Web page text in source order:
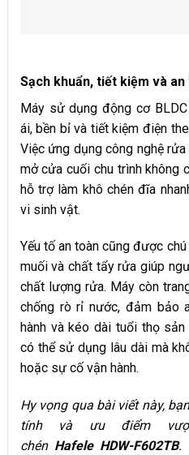
Sạch khuẩn, tiết kiệm và an
Máy sử dụng động cơ
ái, bền bỉ và tiết kiệm điện
Việc ứng dụng công nghệ
mở cửa cuối chu trình không
hỗ trợ làm khô chén đĩa
vi sinh vật.
Yếu tố an toàn cũng được
muối và chất tẩy rửa giúp
chất lượng rửa. Máy còn
chống rò rỉ nước, đảm bảo
hành và kéo dài tuổi thọ
có thể sử dụng lâu dài mà
hoặc sự cố vận hành.
Hy vọng qua bài viết này,
tính và ưu điểm
chén HafeleHDW-F602TB.